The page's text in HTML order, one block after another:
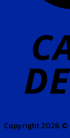
Copyright 2026 ©